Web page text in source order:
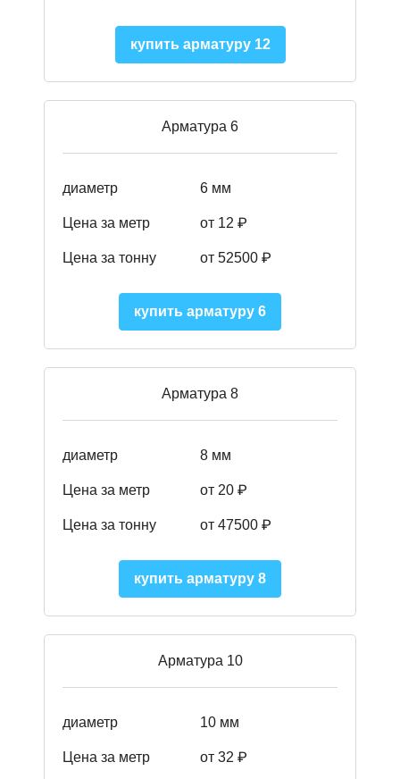
купить арматуру 12
Арматура 6
диаметр 6 мм
Цена за метр от 12 ₽
Цена за тонну от 52500 ₽
купить арматуру 6
Арматура 8
диаметр 8 мм
Цена за метр от 20 ₽
Цена за тонну от 47500 ₽
купить арматуру 8
Арматура 10
диаметр 10 мм
Цена за метр от 32 ₽